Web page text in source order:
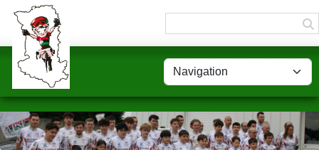
Panneau de gestion des cookies